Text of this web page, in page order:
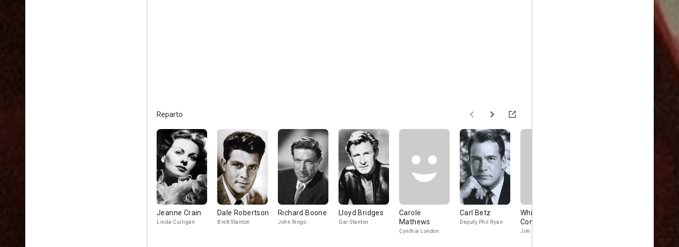
Reparto
Jeanne Crain
Linda Culligan
Dale Robertson
Brett Stanton
Richard Boone
John Ringo
Lloyd Bridges
Gar Stanton
Carole
Mathews
Cynthia London
Carl Betz
Deputy Phil Ryan
Whitfield
Connor
Jim London